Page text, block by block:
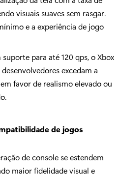
visuais suaves sem rasgar.
e a experiência de jogo
para até 120 qps, o Xbox
excedam a
favor de realismo elevado ou
de jogos
de console se estendem
maior fidelidade visual e